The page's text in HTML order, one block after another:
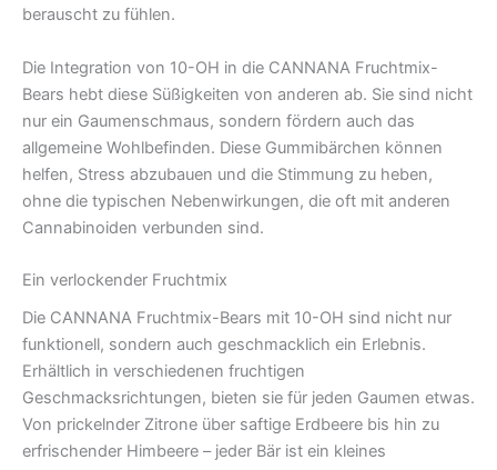
berauscht zu fühlen.
Die Integration von 10-OH in die CANNANA Fruchtmix-
Bears hebt diese Süßigkeiten von anderen ab. Sie sind nicht
nur ein Gaumenschmaus, sondern fördern auch das
allgemeine Wohlbefinden. Diese Gummibärchen können
helfen, Stress abzubauen und die Stimmung zu heben,
ohne die typischen Nebenwirkungen, die oft mit anderen
Cannabinoiden verbunden sind.
Ein verlockender Fruchtmix
Die CANNANA Fruchtmix-Bears mit 10-OH sind nicht nur
funktionell, sondern auch geschmacklich ein Erlebnis.
Erhältlich in verschiedenen fruchtigen
Geschmacksrichtungen, bieten sie für jeden Gaumen etwas.
Von prickelnder Zitrone über saftige Erdbeere bis hin zu
erfrischender Himbeere – jeder Bär ist ein kleines